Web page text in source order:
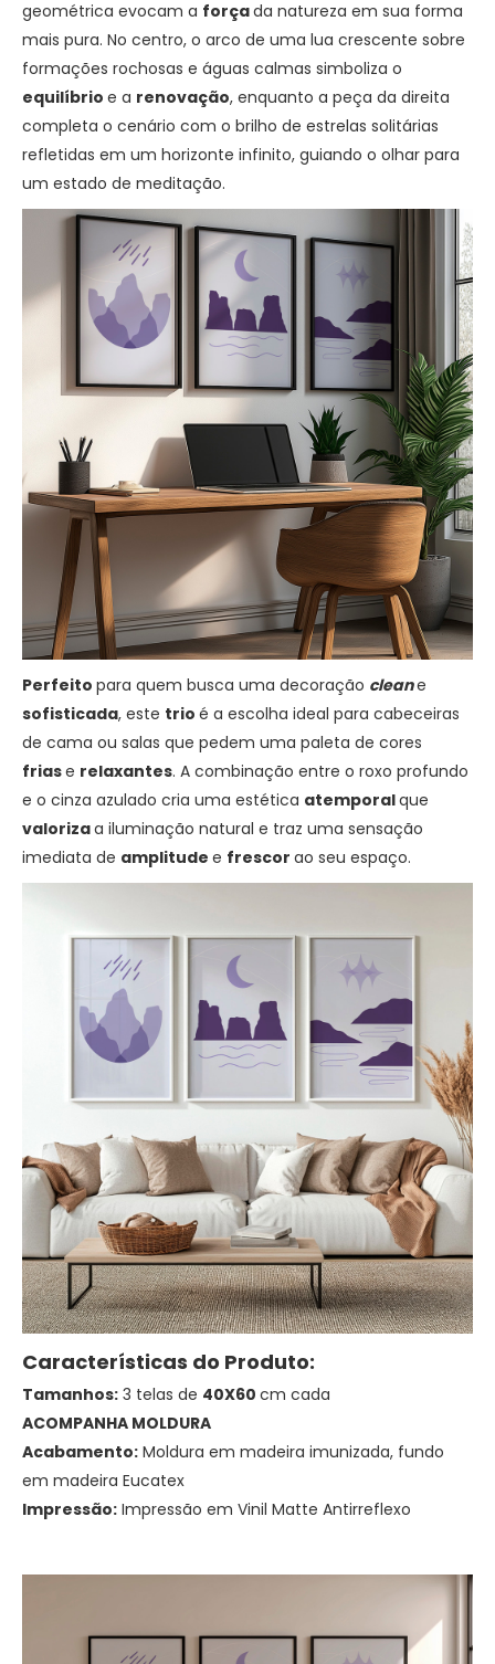
geométrica evocam a forçada natureza em sua forma
mais pura. No centro, o arco de uma lua crescente sobre
formações rochosas e águas calmas simboliza o
equilíbrio e a renovação, enquanto a peça da direita
completa o cenário com o brilho de estrelas solitárias
refletidas em um horizonte infinito, guiando o olhar para
um estado de meditação.
Perfeito para quem busca uma decoração cleane
sofisticada, este trio é a escolha ideal para cabeceiras
de cama ou salas que pedem uma paleta de cores
friase relaxantes. A combinação entre o roxo profundo
e o cinza azulado cria uma estética atemporalque
valorizaa iluminação natural e traz uma sensação
imediata de amplitude e frescor ao seu espaço.
Características do Produto:
Tamanhos: 3 telas de 40X60 cm cada
ACOMPANHA MOLDURA
Acabamento: Moldura em madeira imunizada, fundo
em madeira Eucatex
Impressão: Impressão em Vinil Matte Antirreflexo